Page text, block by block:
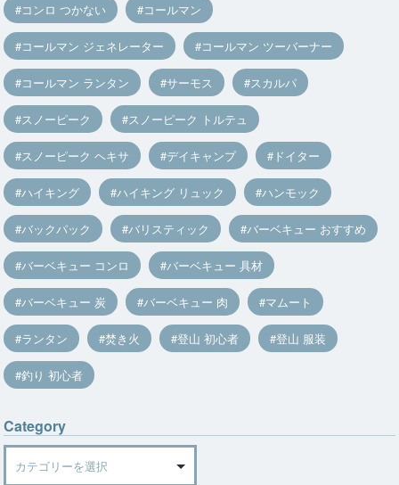
コンロ つかない コールマン
コールマン ジェネレーター コールマン ツーバーナー
コールマン ランタン サーモス スカルパ
スノーピーク スノーピーク トルテュ
スノーピーク ヘキサ デイキャンプ ドイター
ハイキング ハイキング リュック ハンモック
バックパック バリスティック バーベキュー おすすめ
バーベキュー コンロ バーベキュー 具材
バーベキュー 炭 バーベキュー 肉 マムート
ランタン 焚き火 登山 初心者 登山 服装
釣り 初心者
Category
Category